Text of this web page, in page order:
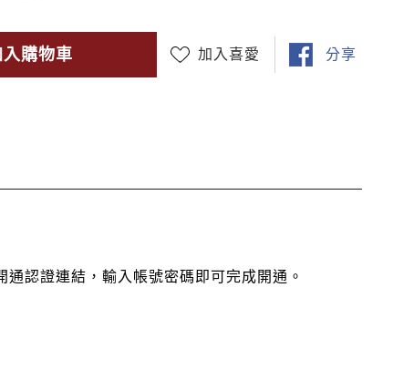
入購物車 加入喜愛 分享
認證連結，輸入帳號密碼即可完成開通。